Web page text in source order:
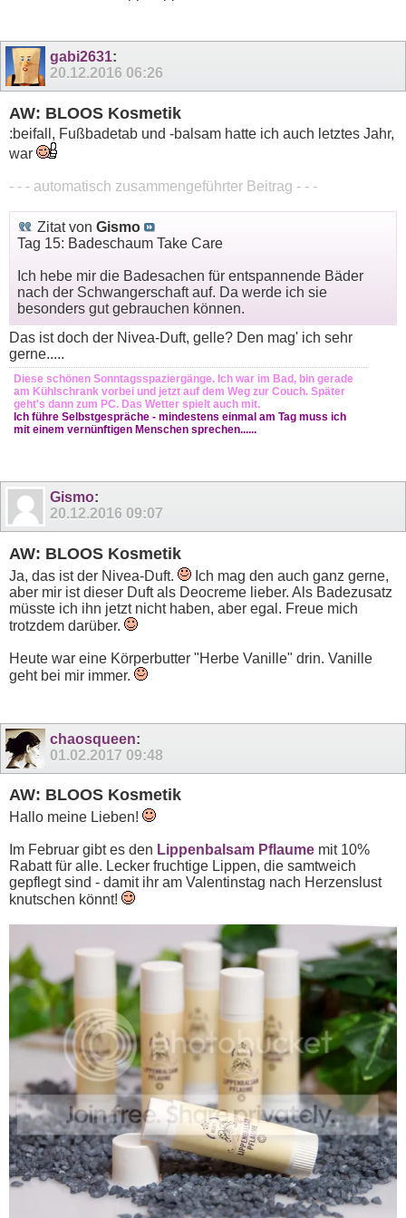
gabi2631:
20.12.2016 06:26
AW: BLOOS Kosmetik
:beifall, Fußbadetab und -balsam hatte ich auch letztes Jahr,
war
- - - automatisch zusammengeführter Beitrag - - -
Zitat von Gismo
Tag 15: Badeschaum Take Care
Ich hebe mir die Badesachen für entspannende Bäder
nach der Schwangerschaft auf. Da werde ich sie
besonders gut gebrauchen können.
Das ist doch der Nivea-Duft, gelle? Den mag' ich sehr
gerne.....
Diese schönen Sonntagsspaziergänge. Ich war im Bad, bin gerade
am Kühlschrank vorbei und jetzt auf dem Weg zur Couch. Später
geht's dann zum PC. Das Wetter spielt auch mit.
Ich führe Selbstgespräche - mindestens einmal am Tag muss ich
mit einem vernünftigen Menschen sprechen......
Gismo:
20.12.2016 09:07
AW: BLOOS Kosmetik
Ja, das ist der Nivea-Duft.
Ich mag den auch ganz gerne,
aber mir ist dieser Duft als Deocreme lieber. Als Badezusatz
müsste ich ihn jetzt nicht haben, aber egal. Freue mich
trotzdem darüber.
Heute war eine Körperbutter "Herbe Vanille" drin. Vanille
geht bei mir immer.
chaosqueen:
01.02.2017 09:48
AW: BLOOS Kosmetik
Hallo meine Lieben!
Im Februar gibt es den Lippenbalsam Pflaume mit 10%
Rabatt für alle. Lecker fruchtige Lippen, die samtweich
gepflegt sind - damit ihr am Valentinstag nach Herzenslust
knutschen könnt!